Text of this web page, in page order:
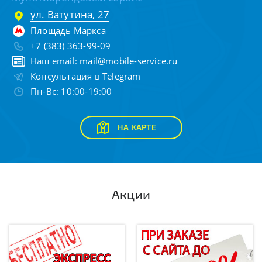
ул. Ватутина, 27
Площадь Маркса
+7 (383) 363-99-09
Наш email: mail@mobile-service.ru
Консультация в Telegram
Пн-Вс: 10:00-19:00
НА КАРТЕ
Акции